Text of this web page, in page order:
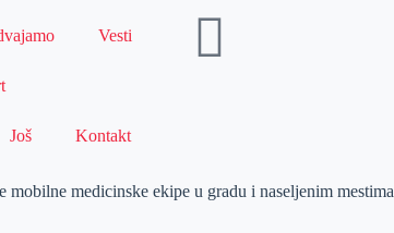
Vesti
Još Kontakt
medicinske ekipe u gradu i naseljenim mestima